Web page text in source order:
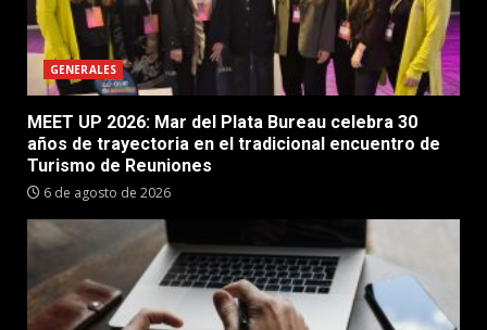
GENERALES
MEET UP 2026: Mar del Plata Bureau celebra 30
años de trayectoria en el tradicional encuentro de
Turismo de Reuniones
6 de agosto de 2026